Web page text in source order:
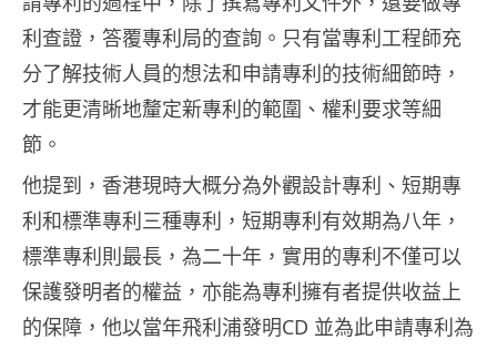
利查證，答覆專利局的查詢。只有當專利工程師充
分了解技術人員的想法和申請專利的技術細節時，
才能更清晰地釐定新專利的範圍、權利要求等細
節。
他提到，香港現時大概分為外觀設計專利、短期專
利和標準專利三種專利，短期專利有效期為八年，
標準專利則最長，為二十年，實用的專利不僅可以
保護發明者的權益，亦能為專利擁有者提供收益上
的保障，他以當年飛利浦發明CD 並為此申請專利為